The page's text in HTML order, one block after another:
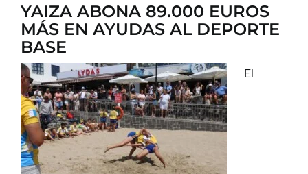
YAIZA ABONA 89.000 EUROS
MÁS EN AYUDAS AL DEPORTE
BASE
El